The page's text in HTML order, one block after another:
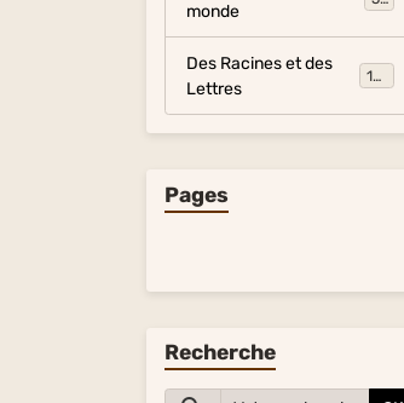
monde
Des Racines et des
Lettres
134
Pages
Recherche